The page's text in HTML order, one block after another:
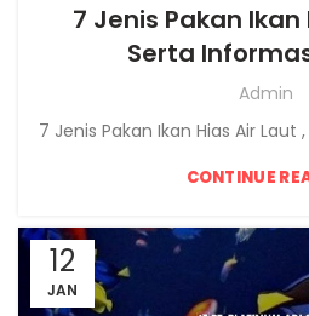
7 Jenis Pakan Ikan
Serta
Admin
7 Jenis Pakan Ikan Hias Air
CONTINUE
12
JAN